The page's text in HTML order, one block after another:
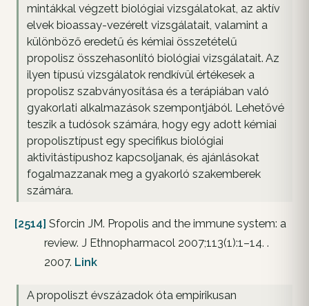
mintákkal végzett biológiai vizsgálatokat, az aktív
elvek bioassay-vezérelt vizsgálatait, valamint a
különböző eredetű és kémiai összetételű
propolisz összehasonlító biológiai vizsgálatait. Az
ilyen típusú vizsgálatok rendkívül értékesek a
propolisz szabványosítása és a terápiában való
gyakorlati alkalmazások szempontjából. Lehetővé
teszik a tudósok számára, hogy egy adott kémiai
propolisztípust egy specifikus biológiai
aktivitástípushoz kapcsoljanak, és ajánlásokat
fogalmazzanak meg a gyakorló szakemberek
számára.
[2514] Sforcin JM. Propolis and the immune system: a
review. J Ethnopharmacol 2007;113(1):1–14. .
2007. Link
A propoliszt évszázadok óta empirikusan